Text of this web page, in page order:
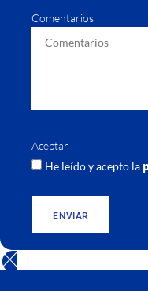
Comentarios
Aceptar
He leído y acepto la
ENVIAR